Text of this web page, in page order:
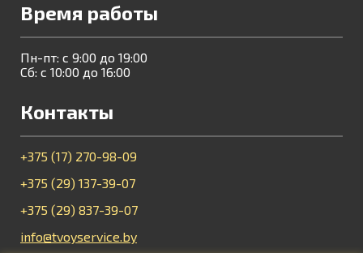
Время работы
Пн-пт: с 9:00 до 19:00
Сб: с 10:00 до 16:00
Контакты
+375 (17) 270-98-09
+375 (29) 137-39-07
+375 (29) 837-39-07
info@tvoyservice.by